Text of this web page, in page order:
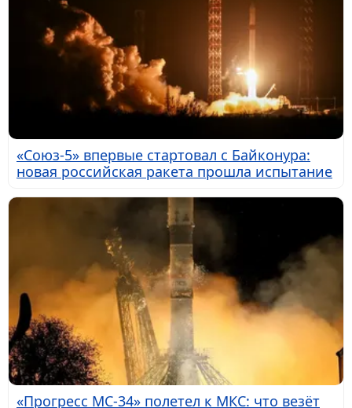
«Союз-5» впервые стартовал с Байконура:
новая российская ракета прошла испытание
«Прогресс МС-34» полетел к МКС: что везёт